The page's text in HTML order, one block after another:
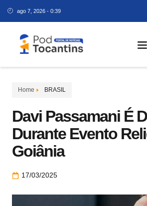
ago 7, 2026 - 0:39
Home BRASIL
Davi Passamani É
Durante Evento
Goiânia
17/03/2025